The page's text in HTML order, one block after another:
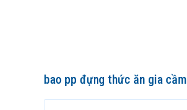
bao pp đựng thức ăn gia cầm